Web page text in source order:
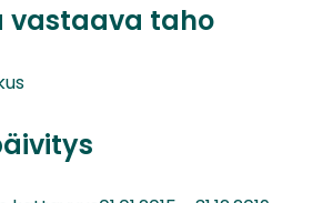
vastaava taho